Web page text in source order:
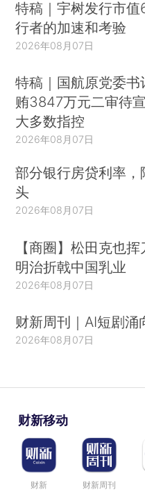
特稿｜宇树发行市值
行者的加速和考验
2026年08月07日
特稿｜国航原党委书
贿3847万元二审待
大多数指控
2026年08月07日
部分银行房贷利率，
头
2026年08月07日
【商圈】松田克也
明治折戟中国乳业
2026年08月07日
财新周刊｜AI短剧涌
2026年08月07日
财新移动
财新 财新周刊